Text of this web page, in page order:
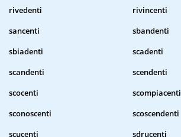
rivedenti
rivincenti
sancenti
sbandenti
sbiadenti
scadenti
scandenti
scendenti
scocenti
scompiacenti
sconoscenti
scoscendenti
scucenti
sdrucenti